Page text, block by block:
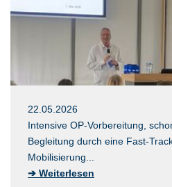
22.05.2026
Intensive OP-Vorbereitung,
Begleitung durch eine Fast-
Mobilisierung...
➔ Weiterlesen